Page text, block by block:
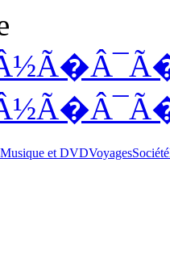
Musique et DVDVoyagesSociété